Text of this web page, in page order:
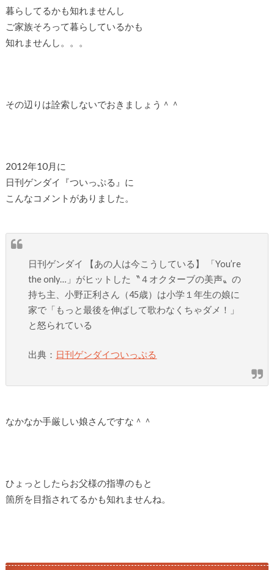
暮らしてるかも知れませんし
ご家族そろって暮らしているかも
知れませんし。。。
その辺りは詮索しないでおきましょう＾＾
2012年10月に
日刊ゲンダイ『ついっぷる』に
こんなコメントがありました。
日刊ゲンダイ 【あの人は今こうしている】 「You’re
the only…」がヒットした〝４オクターブの美声〟の
持ち主、小野正利さん（45歳）は小学１年生の娘に
家で「もっと最後を伸ばして歌わなくちゃダメ！」
と怒られている
出典： 日刊ゲンダイついっぷる
なかなか手厳しい娘さんですな＾＾
ひょっとしたらお父様の指導のもと
箇所を目指されてるかも知れませんね。